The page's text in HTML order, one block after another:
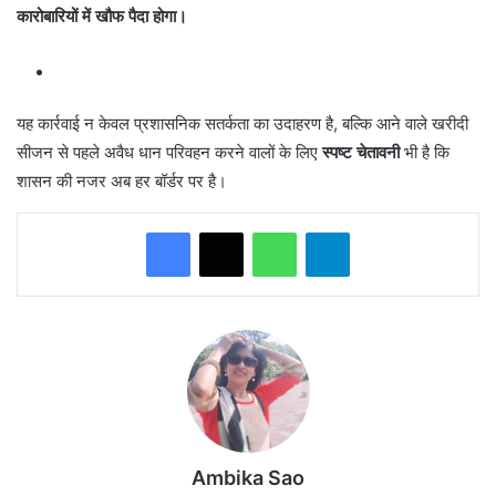
कारोबारियों में खौफ पैदा होगा।
यह कार्रवाई न केवल प्रशासनिक सतर्कता का उदाहरण है, बल्कि आने वाले खरीदी
सीजन से पहले अवैध धान परिवहन करने वालों के लिएस्पष्ट चेतावनीभी है कि
शासन की नजर अब हर बॉर्डर पर है।
WhatsAppTelegram
Ambika Sao